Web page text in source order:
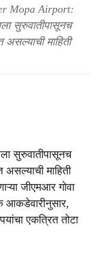
Mopa Airport:
सुरुवातीपासूनच
असल्याची माहिती
सुरुवातीपासूनच
असल्याची माहिती
जीएमआर गोवा
आकडेवारीनुसार,
एकत्रित तोटा